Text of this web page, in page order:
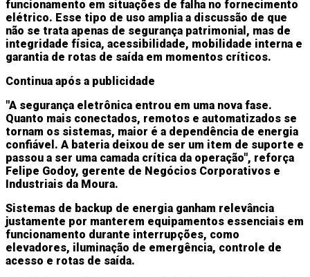
funcionamento em situações de falha no fornecimento
elétrico. Esse tipo de uso amplia a discussão de que
não se trata apenas de segurança patrimonial, mas de
integridade física, acessibilidade, mobilidade interna e
garantia de rotas de saída em momentos críticos.
Continua após a publicidade
"A segurança eletrônica entrou em uma nova fase.
Quanto mais conectados, remotos e automatizados se
tornam os sistemas, maior é a dependência de energia
confiável. A bateria deixou de ser um item de suporte e
passou a ser uma camada crítica da operação", reforça
Felipe Godoy, gerente de Negócios Corporativos e
Industriais da Moura.
Sistemas de backup de energia ganham relevância
justamente por manterem equipamentos essenciais em
funcionamento durante interrupções, como
elevadores, iluminação de emergência, controle de
acesso e rotas de saída.